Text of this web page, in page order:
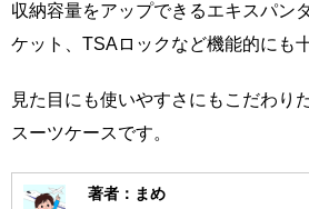
収納容量をアップできるエキスパン
ケット、TSAロックなど機能的にも
見た目にも使いやすさにもこだわり
スーツケースです。
著者：まめ